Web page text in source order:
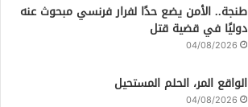
طنجة.. الأمن يضع حدًا لفرار فرنسي مبحوث عنه
دوليًا في قضية قتل
04/08/2026
الواقع المر، الحلم المستحيل
04/08/2026